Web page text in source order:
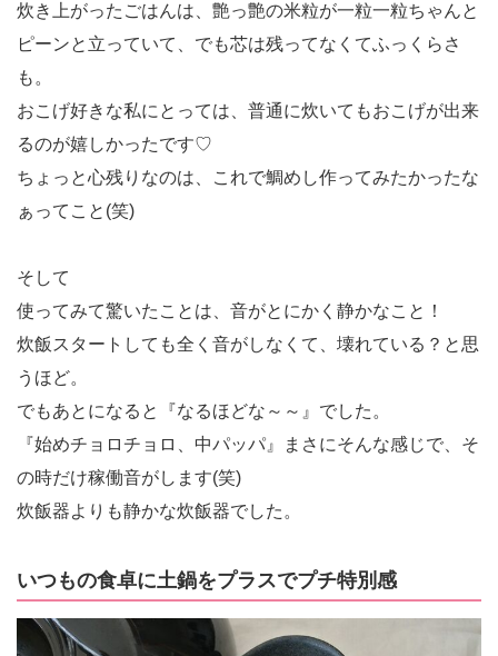
炊き上がったごはんは、艶っ艶の米粒が一粒一粒ちゃんと
ピーンと立っていて、でも芯は残ってなくてふっくらさ
も。
おこげ好きな私にとっては、普通に炊いてもおこげが出来
るのが嬉しかったです♡
ちょっと心残りなのは、これで鯛めし作ってみたかったな
ぁってこと(笑)
そして
使ってみて驚いたことは、音がとにかく静かなこと！
炊飯スタートしても全く音がしなくて、壊れている？と思
うほど。
でもあとになると『なるほどな～～』でした。
『始めチョロチョロ、中パッパ』まさにそんな感じで、そ
の時だけ稼働音がします(笑)
炊飯器よりも静かな炊飯器でした。
いつもの食卓に土鍋をプラスでプチ特別感